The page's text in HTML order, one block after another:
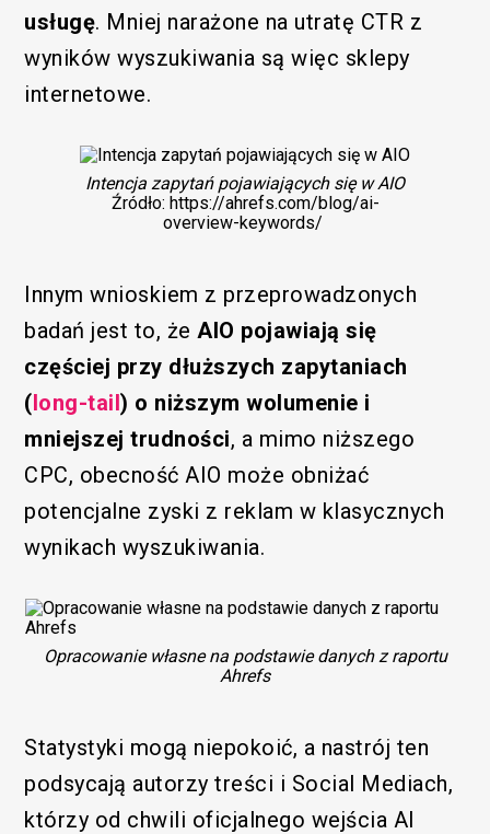
usługę. Mniej narażone na utratę CTR z
wyników wyszukiwania są więc sklepy
internetowe.
Intencja zapytań pojawiających się w AIO
Źródło: https://ahrefs.com/blog/ai-
overview-keywords/
Innym wnioskiem z przeprowadzonych
badań jest to, żeAIO pojawiają się
częściej przy dłuższych zapytaniach
(long-tail) o niższym wolumenie i
mniejszej trudności, a mimo niższego
CPC, obecność AIO może obniżać
potencjalne zyski z reklam w klasycznych
wynikach wyszukiwania.
Opracowanie własne na podstawie danych z raportu
Ahrefs
Statystyki mogą niepokoić, a nastrój ten
podsycają autorzy treści i Social Mediach,
którzy od chwili oficjalnego wejścia AI